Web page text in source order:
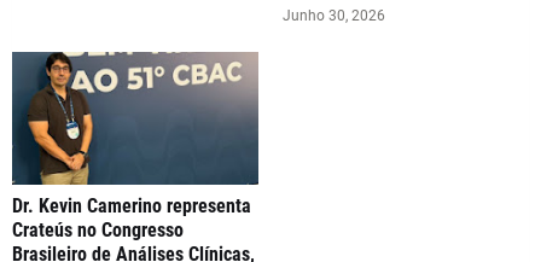
Junho 30, 2026
Dr. Kevin Camerino representa
Crateús no Congresso
Brasileiro de Análises Clínicas,